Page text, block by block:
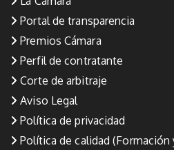
Portal de transparencia
Premios Cámara
Perfil de contratante
Corte de arbitraje
Aviso Legal
Política de privacidad
Política de calidad (Formación